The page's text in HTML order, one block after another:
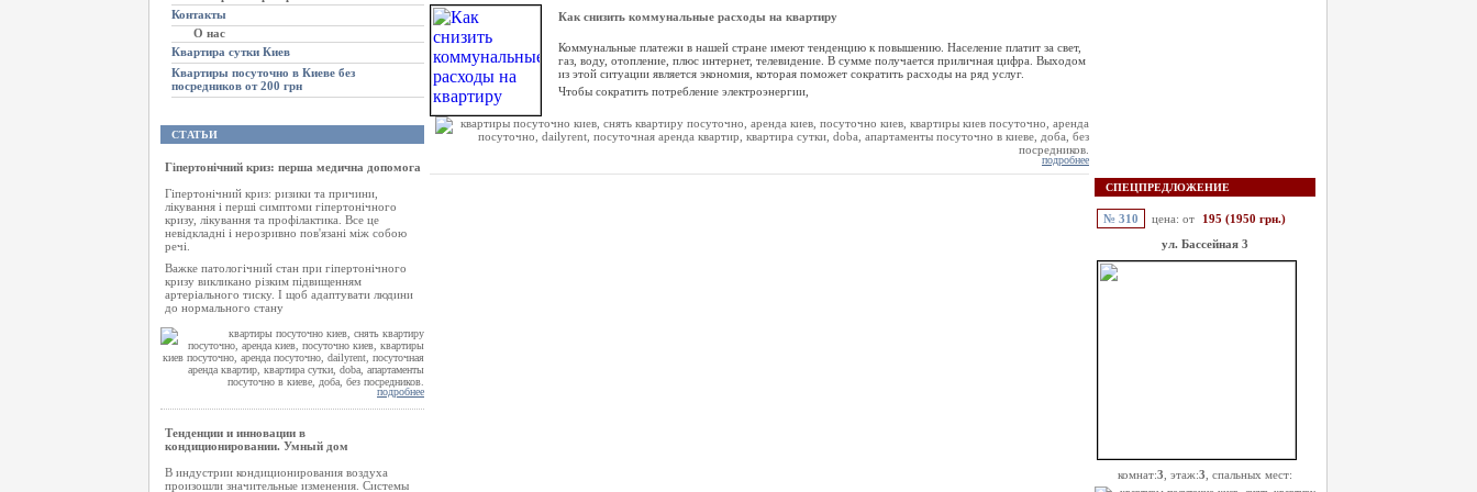
Контакты
О нас
Квартира сутки Киев
Квартиры посуточно в Киеве без
посредников от 200 грн
СТАТЬИ
Гіпертонічний криз: перша медична допомога
Гіпертонічний криз: ризики та причини,
лікування і перші симптоми гіпертонічного
кризу, лікування та профілактика. Все це
невідкладні і нерозривно пов'язані між собою
речі.
Важке патологічний стан при гіпертонічного
кризу викликано різким підвищенням
артеріального тиску. І щоб адаптувати людини
до нормального стану
подробнее
Тенденции и инновации в
кондиционировании. Умный дом
В индустрии кондиционирования воздуха
произошли значительные изменения. Системы
Как снизить коммунальные расходы на квартиру
Коммунальные платежи в нашей стране имеют тенденцию к повышению. Население платит за свет,
газ, воду, отопление, плюс интернет, телевидение. В сумме получается приличная цифра. Выходом
из этой ситуации является экономия, которая поможет сократить расходы на ряд услуг.
Чтобы сократить потребление электроэнергии,
подробнее
СПЕЦПРЕДЛОЖЕНИЕ
№ 310 цена: от
195 (1950 грн.)
ул. Бассейная 3
комнат:3 , этаж:3 , спальных мест: